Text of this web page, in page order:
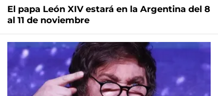
El papa León XIV estará en la Argentina del 8
al 11 de noviembre